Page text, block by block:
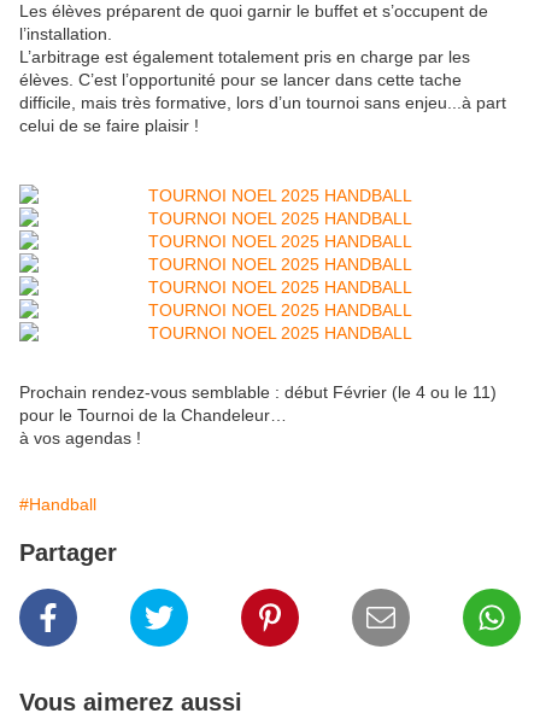
Les élèves préparent de quoi garnir le buffet et s’occupent de
l’installation.
L’arbitrage est également totalement pris en charge par les
élèves. C’est l’opportunité pour se lancer dans cette tache
difficile, mais très formative, lors d’un tournoi sans enjeu...à part
celui de se faire plaisir !
Prochain rendez-vous semblable : début Février (le 4 ou le 11)
pour le Tournoi de la Chandeleur…
à vos agendas !
#Handball
Partager
Vous aimerez aussi